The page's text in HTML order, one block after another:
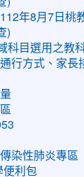
年8月7日桃
)
科目選用之教
行方式、家長
染性肺炎專區
便利包